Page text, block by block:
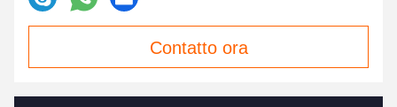
Contatto ora